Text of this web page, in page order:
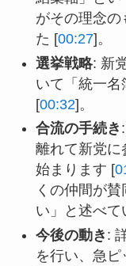
がその理念の
た [00:27]。
選挙戦略: 新
いて「統一名
[00:32]。
合流の手続き
離れて新党に
始まります [
くの仲間が
い」と述べて
今後の動き :
を行い、急